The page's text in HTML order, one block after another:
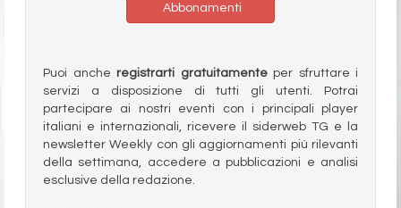
Abbonamenti
Puoi anche registrarti gratuitamenteper sfruttare i
servizi a disposizione di tutti gli utenti. Potrai
partecipare ai nostri eventi con i principali player
italiani e internazionali, ricevere il siderweb TG e la
newsletter Weekly con gli aggiornamenti più rilevanti
della settimana, accedere a pubblicazioni e analisi
esclusive della redazione.